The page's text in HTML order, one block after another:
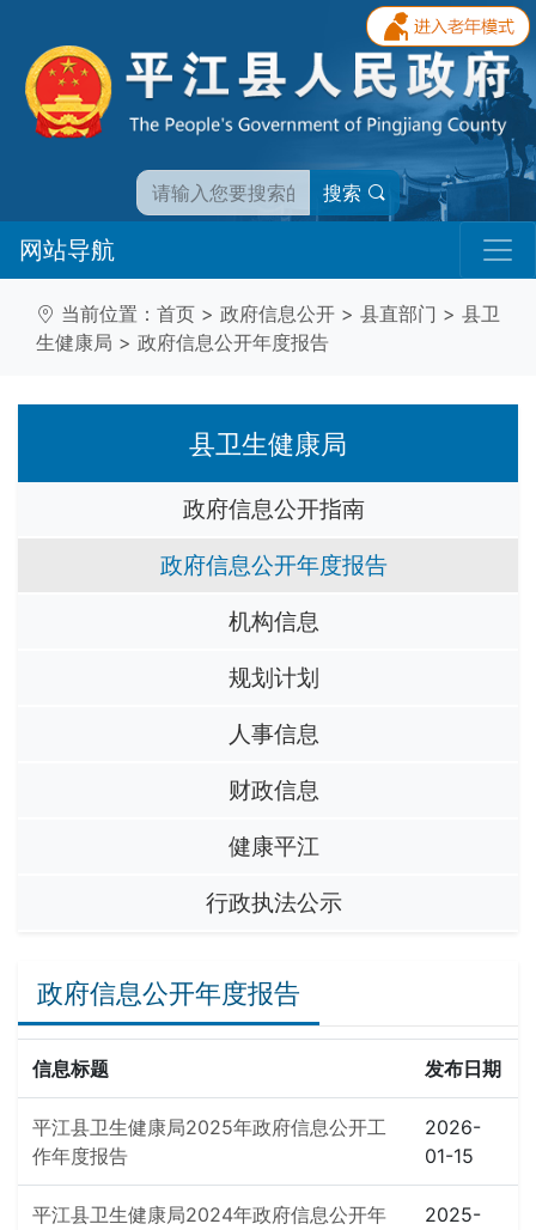
搜索
网站导航
当前位置： 首页 > 政府信息公开 > 县直部门 > 县卫
生健康局 > 政府信息公开年度报告
县卫生健康局
政府信息公开指南
政府信息公开年度报告
机构信息
规划计划
人事信息
财政信息
健康平江
行政执法公示
政府信息公开年度报告
信息标题 发布日期
平江县卫生健康局2025年政府信息公开工
作年度报告
2026-
01-15
平江县卫生健康局2024年政府信息公开年
2025-